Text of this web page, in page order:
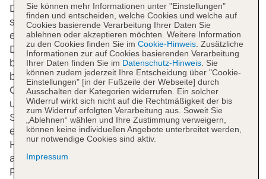
Die 25 Einzel- und die 40 Doppelzimmer verteilen
sich auf 6 Etagen und sind über einen Aufzug
erreichbar. Mehrsprachiges Personal (Englisch,
Deutsch, Französisch) an der rund um die Uhr
besetzten Rezeption im Empfangsbereich ist gerne
bei allen Fragen behilflich. Eine
Gepäckaufbewahrung, ein Safe, eine Wechselstube
und ein Getränkeautomat stehen als
Serviceleistungen zur Verfügung. Per WLAN
erhalten die Gäste Zugang zum Internet.
Hilfestellung bei der Buchung von Ausflügen wird
am Tourdesk geboten. Das Hotel verfügt über eine
Reihe von behindertengerechten Annehmlichkeiten.
Sie können mehr Informationen unter "Einstellungen"
finden und entscheiden, welche Cookies und welche auf
Cookies basierende Verarbeitung Ihrer Daten Sie
ablehnen oder akzeptieren möchten. Weitere Information
zu den Cookies finden Sie im Cookie-Hinweis. Zusätzliche
Informationen zur auf Cookies basierenden Verarbeitung
Ihrer Daten finden Sie im Datenschutz-Hinweis. Sie
können zudem jederzeit Ihre Entscheidung über "Cookie-
Einstellungen" [in der Fußzeile der Webseite] durch
Ausschalten der Kategorien widerrufen. Ein solcher
Widerruf wirkt sich nicht auf die Rechtmäßigkeit der bis
zum Widerruf erfolgten Verarbeitung aus. Soweit Sie
„Ablehnen“ wählen und Ihre Zustimmung verweigern,
können keine individuellen Angebote unterbreitet werden,
nur notwendige Cookies sind aktiv.
Impressum